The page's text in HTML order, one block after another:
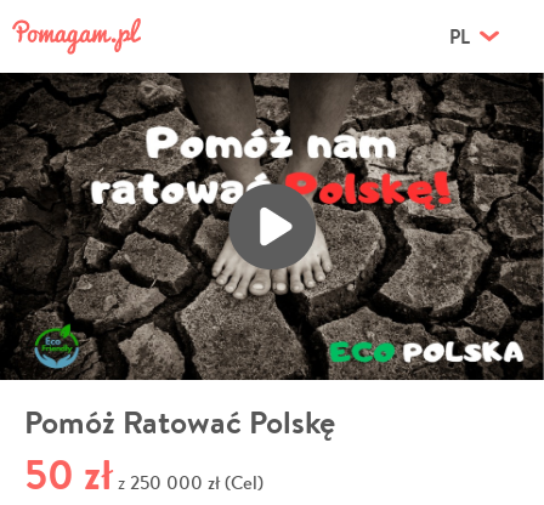
PL
Pomóż Ratować Polskę
50 zł z 250 000 zł (Cel)